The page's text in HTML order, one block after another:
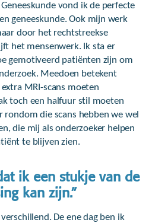
vond ik de perfecte
geneeskunde. Ook mijn werk
door het rechtstreekse
het mensenwerk. Ik sta er
gemotiveerd patiënten zijn om
Meedoen betekent
MRI-scans moeten
toch een halfuur stil moeten
rondom die scans hebben we wel
die mij als onderzoeker helpen
te blijven zien.
ik een stukje van de
kan zijn.”
De ene dag ben ik